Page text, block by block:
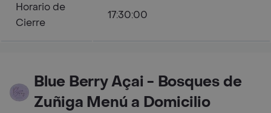
Horario de
Cierre
17:30:00
Blue Berry Açai - Bosques de
Zuñiga Menú a Domicilio